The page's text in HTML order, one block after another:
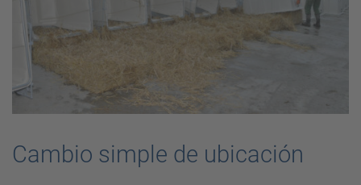
Cambio simple de ubicación